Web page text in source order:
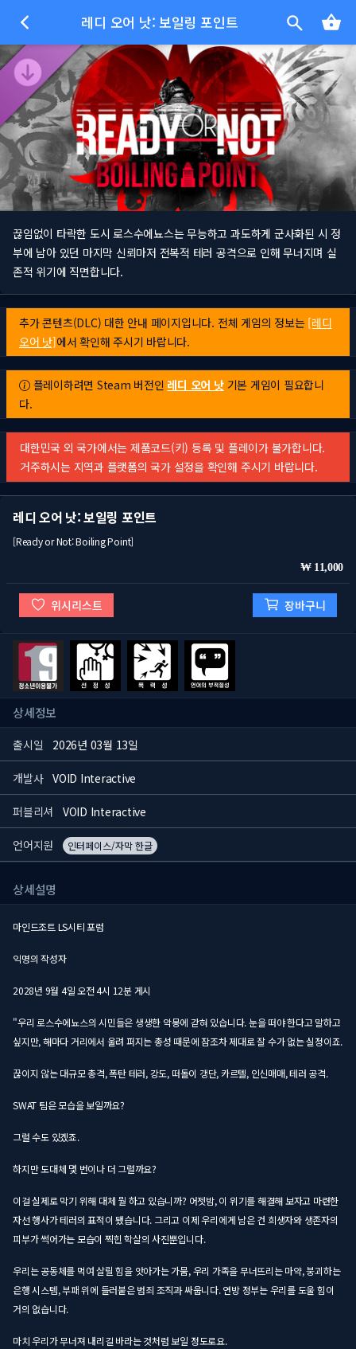
레디 오어 낫: 보일링 포인트
끊임없이 타락한 도시 로스수에뇨스는 무능하고 과도하게 군사화된 시 정
부에 남아 있던 마지막 신뢰마저 전복적 테러 공격으로 인해 무너지며 실
존적 위기에 직면합니다.
추가 콘텐츠(DLC) 대한 안내 페이지입니다. 전체 게임의 정보는 [레디
오어 낫]에서 확인해 주시기 바랍니다.
플레이하려면 Steam 버전인 레디 오어 낫기본 게임이 필요합니
다.
대한민국 외 국가에서는 제품코드(키) 등록 및 플레이가 불가합니다.
거주하시는 지역과 플랫폼의 국가 설정을 확인해 주시기 바랍니다.
레디 오어 낫: 보일링 포인트
[Ready or Not: Boiling Point]
11,000
위시리스트 장바구니
상세정보
출시일 2026년 03월 13일
개발사 VOID Interactive
퍼블리셔 VOID Interactive
언어지원 인터페이스/자막 한글
상세설명
마인드조트 LS시티 포럼
익명의 작성자
2028년 9월 4일 오전 4시 12분 게시
"우리 로스수에뇨스의 시민들은 생생한 악몽에 갇혀 있습니다. 눈을 떠야 한다고 말하고
싶지만, 해마다 거리에서 울려 퍼지는 총성 때문에 잠조차 제대로 잘 수가 없는 실정이죠.
끊이지 않는 대규모 총격, 폭탄 테러, 강도, 떠돌이 갱단, 카르텔, 인신매매, 테러 공격.
SWAT 팀은 모습을 보일까요?
그럴 수도 있겠죠.
하지만 도대체 몇 번이나 더 그럴까요?
이걸 실제로 막기 위해 대체 뭘 하고 있습니까? 어젯밤, 이 위기를 해결해 보자고 마련한
자선 행사가 테러의 표적이 됐습니다. 그리고 이제 우리에게 남은 건 희생자와 생존자의
피부가 썩어가는 모습이 찍힌 학살의 사진뿐입니다.
우리는 공동체를 먹여 살릴 힘을 앗아가는 가뭄, 우리 가족을 무너뜨리는 마약, 붕괴하는
은행 시스템, 부패 위에 들러붙은 범죄 조직과 싸웁니다. 연방 정부는 우리를 도울 힘이
거의 없습니다.
마치 우리가 무너져 내리길 바라는 것처럼 보일 정도로요.